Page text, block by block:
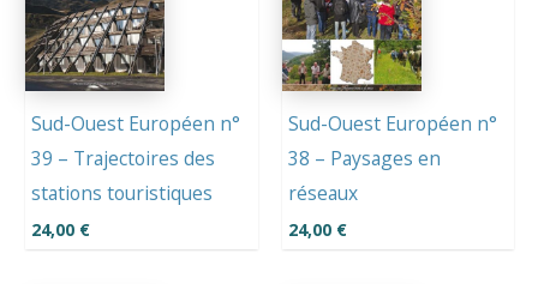
Sud-Ouest Européen n°
39 – Trajectoires des
stations touristiques
24,00 €
Sud-Ouest Européen n°
38 – Paysages en
réseaux
24,00 €